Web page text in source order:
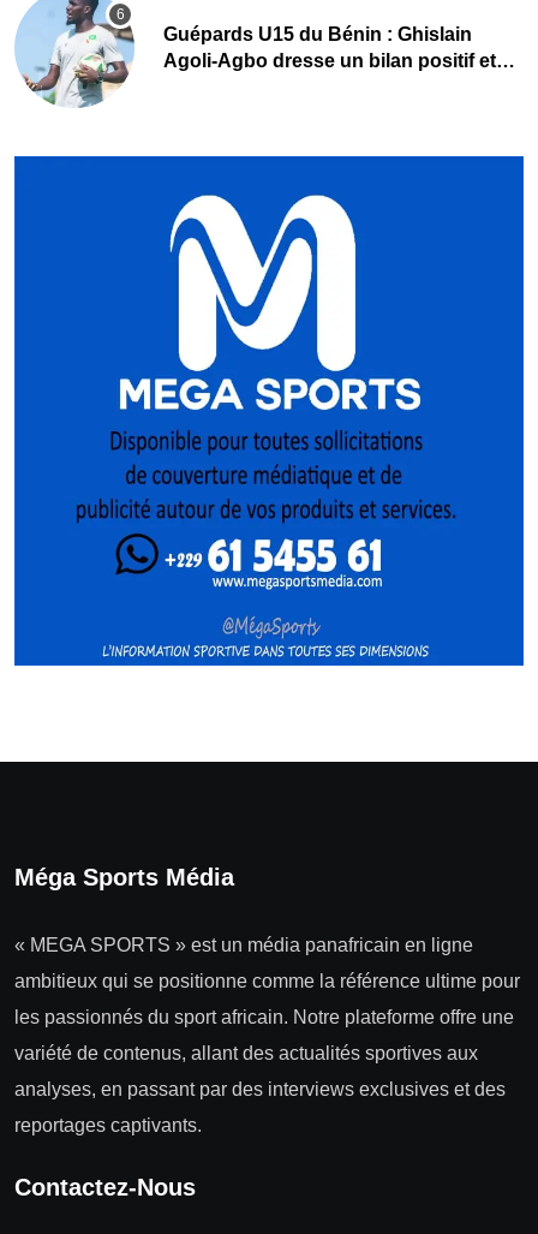
Guépards U15 du Bénin : Ghislain
Agoli-Agbo dresse un bilan positif et
Méga Sports Média
« MEGA SPORTS » est un média panafricain en ligne
ambitieux qui se positionne comme la référence ultime pour
les passionnés du sport africain. Notre plateforme offre une
variété de contenus, allant des actualités sportives aux
analyses, en passant par des interviews exclusives et des
reportages captivants.
Contactez-Nous